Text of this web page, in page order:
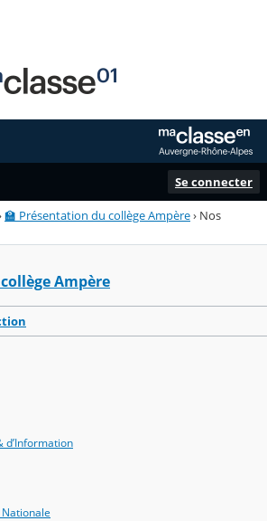
Se connecter
🏫 Présentation du collège Ampère› Nos
Ampère
d’Information